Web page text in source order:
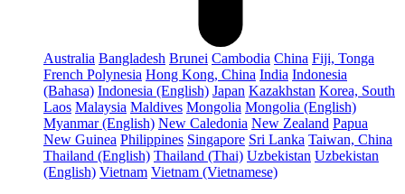
Australia Bangladesh Brunei Cambodia China Fiji, Tonga
French Polynesia Hong Kong, China India Indonesia
(Bahasa) Indonesia (English) Japan Kazakhstan Korea, South
Laos Malaysia Maldives Mongolia Mongolia (English)
Myanmar (English) New Caledonia New Zealand Papua
New Guinea Philippines Singapore Sri Lanka Taiwan, China
Thailand (English) Thailand (Thai) Uzbekistan Uzbekistan
(English) Vietnam Vietnam (Vietnamese)